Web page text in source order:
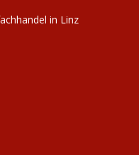
in Linz